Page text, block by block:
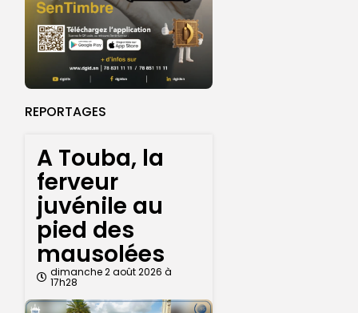
REPORTAGES
A Touba, la
ferveur
juvénile au
pied des
mausolées
dimanche 2 août 2026 à
17h28